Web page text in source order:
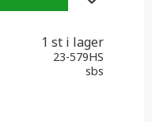
1 st i lager
23-579HS
sbs